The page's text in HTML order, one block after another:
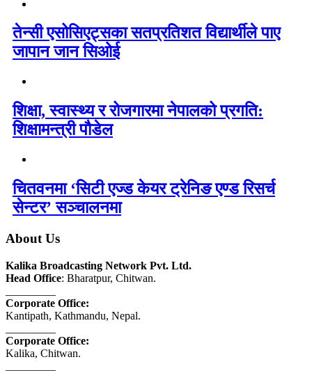
तेन्सी एसोसिएट्सका सतप्रतिशत विद्यार्थीले पाए
जापान जान सिओई
शिक्षा, स्वास्थ्य र रोजगारमा नेपालको प्रगति:
शिक्षामन्त्री पौडेल
चितवनमा ‘सिटी एज्ड केयर ट्रेनिङ एण्ड रिसर्च
सेन्टर’ सञ्चालनमा
About Us
Kalika Broadcasting Network Pvt. Ltd.
Head Office: Bharatpur, Chitwan.
Corporate Office:
Kantipath, Kathmandu, Nepal.
Corporate Office:
Kalika, Chitwan.